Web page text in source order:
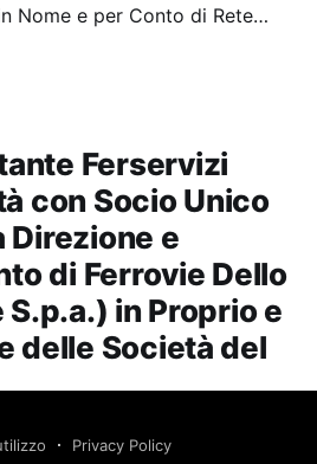
Nome e per Conto di Rete
Ferservizi
con Socio Unico
Direzione e
di Ferrovie Dello
in Proprio e
delle Società del
con Socio Unico Soggetta
di Ferrovie Dello
Privacy Policy